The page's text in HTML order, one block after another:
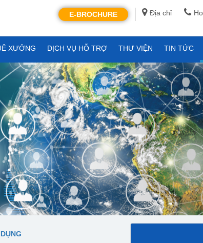
Địa chỉ
E-BROCHURE
XƯỞNG DỊCH VỤ HỖ TRỢ THƯ VIỆN TIN TỨC